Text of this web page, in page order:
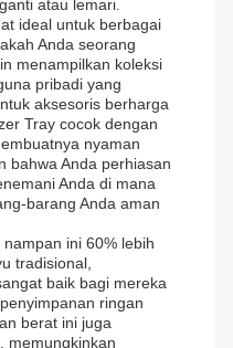
atau lemari.
ideal untuk berbagai
Anda seorang
menampilkan koleksi
pribadi yang
aksesoris berharga
Tray cocok dengan
nyaman
bahwa Anda perhiasan
Anda di mana
barang Anda aman
ini 60% lebih
tradisional,
baik bagi mereka
ringan
berat ini juga
memungkinkan